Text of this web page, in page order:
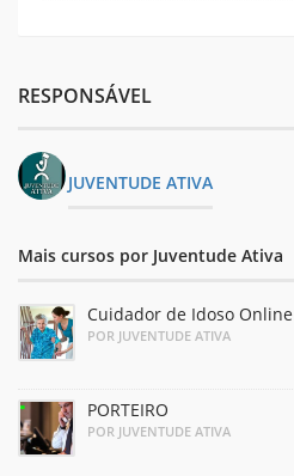
RESPONSÁVEL
JUVENTUDE ATIVA
Mais cursos por Juventude Ativa
Cuidador de Idoso Online
POR JUVENTUDE ATIVA
PORTEIRO
POR JUVENTUDE ATIVA